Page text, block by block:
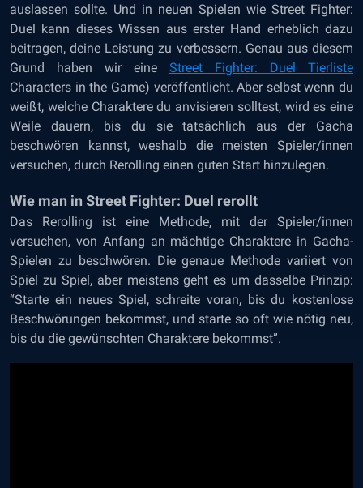
auslassen sollte. Und in neuen Spielen wie Street Fighter:
Duel kann dieses Wissen aus erster Hand erheblich dazu
beitragen, deine Leistung zu verbessern. Genau aus diesem
Grund haben wir eine Street Fighter: Duel Tierliste
Characters in the Game) veröffentlicht. Aber selbst wenn du
weißt, welche Charaktere du anvisieren solltest, wird es eine
Weile dauern, bis du sie tatsächlich aus der Gacha
beschwören kannst, weshalb die meisten Spieler/innen
versuchen, durch Rerolling einen guten Start hinzulegen.
Wie man in Street Fighter: Duel rerollt
Das Rerolling ist eine Methode, mit der Spieler/innen
versuchen, von Anfang an mächtige Charaktere in Gacha-
Spielen zu beschwören. Die genaue Methode variiert von
Spiel zu Spiel, aber meistens geht es um dasselbe Prinzip:
“Starte ein neues Spiel, schreite voran, bis du kostenlose
Beschwörungen bekommst, und starte so oft wie nötig neu,
bis du die gewünschten Charaktere bekommst”.